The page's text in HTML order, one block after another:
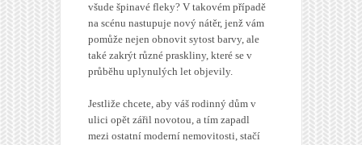
všude špinavé fleky? V takovém případě
na scénu nastupuje nový nátěr, jenž vám
pomůže nejen obnovit sytost barvy, ale
také zakrýt různé praskliny, které se v
průběhu uplynulých let objevily.
Jestliže chcete, aby váš rodinný dům v
ulici opět zářil novotou, a tím zapadl
mezi ostatní moderní nemovitosti, stačí